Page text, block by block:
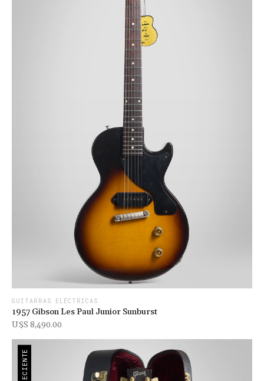
GUITARRAS ELÉCTRICAS
1957 Gibson Les Paul Junior Sunburst
U$s 8,490.00
RECIENTE